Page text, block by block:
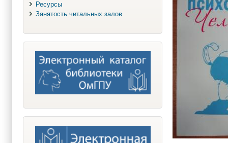
Ресурсы
Занятость читальных залов